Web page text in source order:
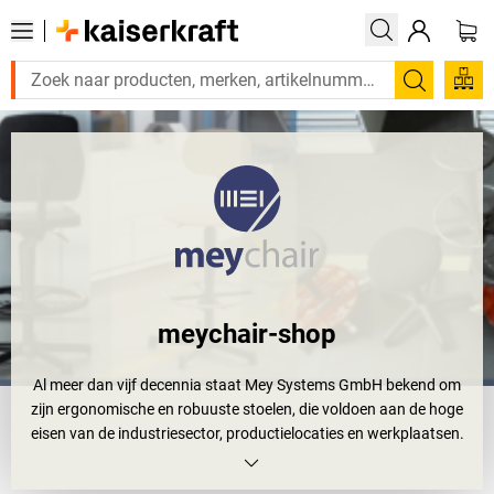
Zoeken
meychair-shop
Al meer dan vijf decennia staat Mey Systems GmbH bekend om
zijn ergonomische en robuuste stoelen, die voldoen aan de hoge
eisen van de industriesector, productielocaties en werkplaatsen.
Het bedrijf begon als een kleine lasserij en heeft zich ontwikkeld tot